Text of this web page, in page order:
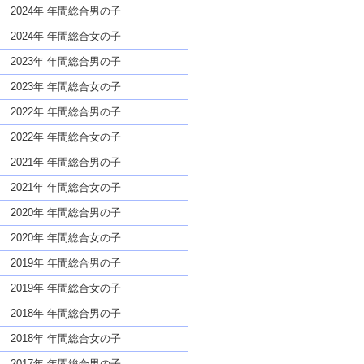
名前であっても奇抜すぎない
2024年 年間総合男の子
2024年 年間総合女の子
2023年 年間総合男の子
2023年 年間総合女の子
2022年 年間総合男の子
2022年 年間総合女の子
2021年 年間総合男の子
2021年 年間総合女の子
2020年 年間総合男の子
2020年 年間総合女の子
2019年 年間総合男の子
2019年 年間総合女の子
2018年 年間総合男の子
2018年 年間総合女の子